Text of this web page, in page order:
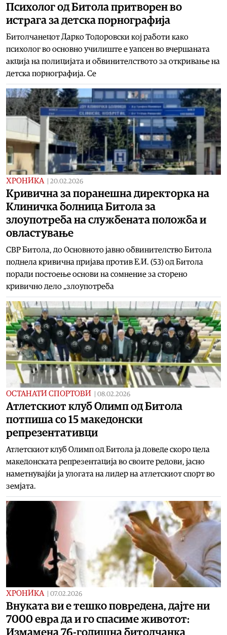
Психолог од Битола притворен во
истрага за детска порнографија
Битолчанецот Дарко Тодоровски кој работи како
психолог во основно училиште е уапсен во вчершаната
акција на полицијата и обвинителството за откривање на
детска порнографија. Се
ХРОНИКА 20.02.2026
Кривична за поранешна директорка на
Клиничка болница Битола за
злоупотреба на службената положба и
овластување
СВР Битола, до Основното јавно обвинителство Битола
поднела кривична пријава против Е.И. (53) од Битола
поради постоење основи на сомнение за сторено
кривично дело „злоупотреба
ОСТАНАТИ СПОРТОВИ 08.02.2026
Атлетскиот клуб Олимп од Битола
потпиша со 15 македонски
репрезентативци
Атлетскиот клуб Олимп од Битола ја доведе скоро цела
македонската репрезентација во своите редови, јасно
наметнувајќи ја улогата на лидер на атлетскиот спорт во
земјата.
ХРОНИКА 07.02.2026
Внуката ви е тешко повредена, дајте ни
7000 евра да и го спасиме животот:
Измамена 76-годишна битолчанка